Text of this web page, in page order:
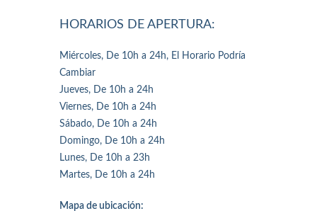
HORARIOS DE APERTURA:
Miércoles, De 10h a 24h, El Horario Podría
Cambiar
Jueves, De 10h a 24h
Viernes, De 10h a 24h
Sábado, De 10h a 24h
Domingo, De 10h a 24h
Lunes, De 10h a 23h
Martes, De 10h a 24h
Mapa de ubicación: